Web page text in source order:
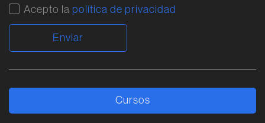
Acepto la política de privacidad
Cursos